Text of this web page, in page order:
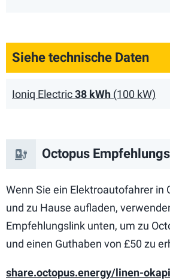
Siehe technische Daten
Ioniq Electric38 kWh (100 kW)
Octopus
Wenn Sie ein Elektroautofahrer in
und zu Hause aufladen,
Empfehlungslink unten, um zu
und einen Guthaben von £50 zu
linen-